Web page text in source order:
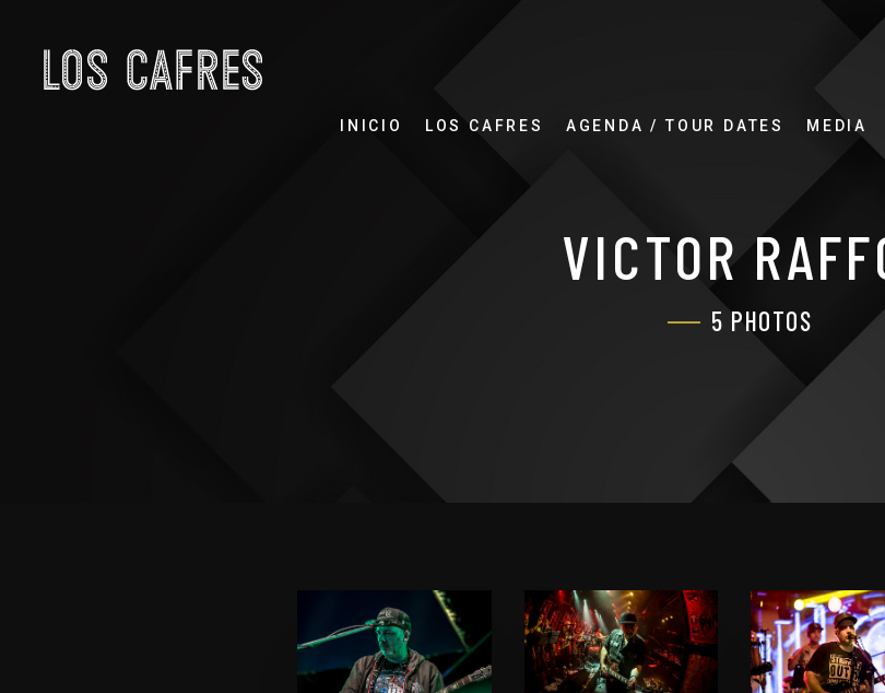
INICIO LOS CAFRES AGENDA / TOUR DATES MEDIA
VICTOR
5 PHOTOS